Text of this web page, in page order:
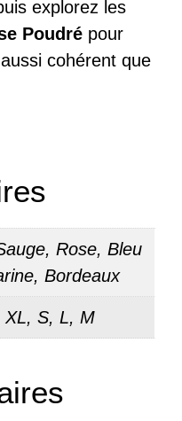
explorez les
Poudré pour
cohérent que
Rose, Bleu
Bordeaux
XL, S, L, M